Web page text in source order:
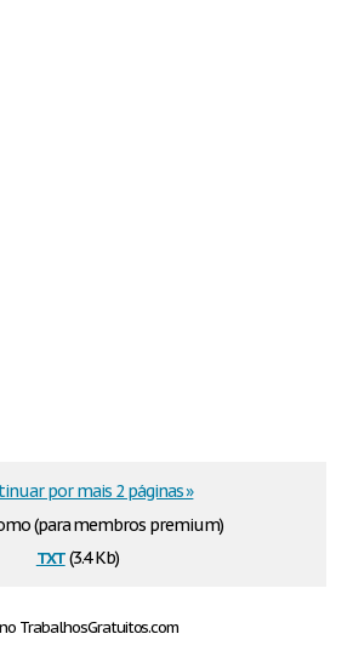
(para membros premium)
txt(3.4 Kb)
por mais 2 páginas »
TrabalhosGratuitos.com